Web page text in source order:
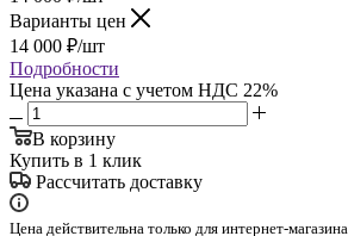
Варианты цен
14 000 ₽/шт
Подробности
Цена указана с учетом НДС 22%
В корзину
Купить в 1 клик
Рассчитать доставку
Цена действительна только для интернет-магазина